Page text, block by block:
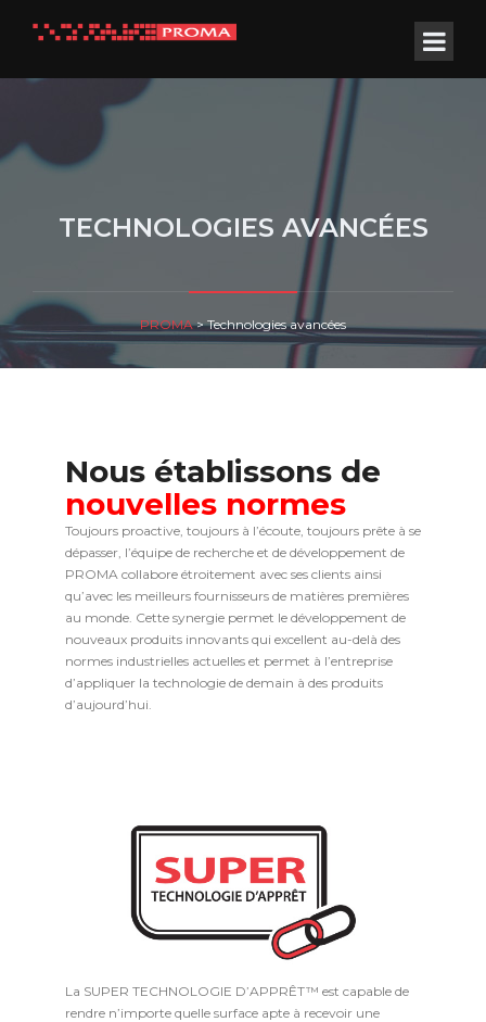
TECHNOLOGIES AVANCÉES
PROMA>Technologies avancées
Nous établissons de
nouvelles normes
Toujours proactive, toujours à l’écoute, toujours prête à se
dépasser, l’équipe de recherche et de développement de
PROMA collabore étroitement avec ses clients ainsi
qu’avec les meilleurs fournisseurs de matières premières
au monde. Cette synergie permet le développement de
nouveaux produits innovants qui excellent au-delà des
normes industrielles actuelles et permet à l’entreprise
d’appliquer la technologie de demain à des produits
d’aujourd’hui.
La SUPER TECHNOLOGIE D’APPRÊT™ est capable de
rendre n’importe quelle surface apte à recevoir une